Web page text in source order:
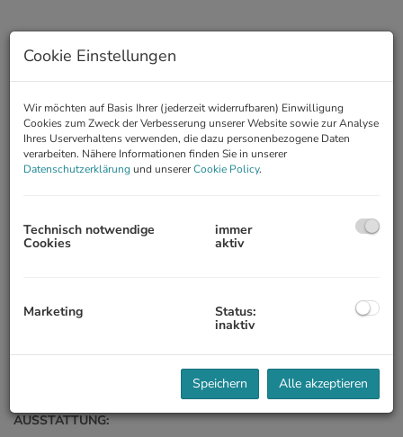
Beschreibung
gelegen.
Vorzimmer, Wohnzimmer mit Ausgang auf dem Balkon, Küche,
Schlafzimmer, ein kleines Zimmer (7,24m²), Badezimmer mit
Wanne, Dusche und WC. Kellerabteil
AUSSTATTUNG:
Cookie Einstellungen
Wir möchten auf Basis Ihrer (jederzeit widerrufbaren) Einwilligung
Cookies zum Zweck der Verbesserung unserer Website sowie zur Analyse
Ihres Userverhaltens verwenden, die dazu personenbezogene Daten
verarbeiten. Nähere Informationen finden Sie in unserer
Datenschutzerklärungund unsererCookie Policy.
Technisch notwendige
Cookies
immer
aktiv
Marketing Status:
inaktiv
Speichern Alle akzeptieren